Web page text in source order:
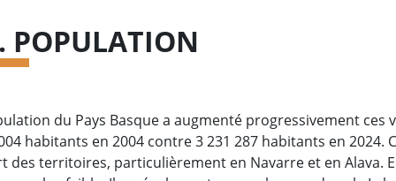
POPULATION
du Pays Basque a augmenté progressivement ces
habitants en 2004 contre 3 231 287 habitants en 2024.
des territoires, particulièrement en Navarre et en Alava.